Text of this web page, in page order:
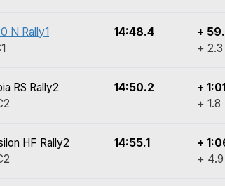
N Rally1
14:48.4
+
+ 2.3
RS Rally2
14:50.2
+
+ 1.8
HF Rally2
14:55.1
+
+ 4.9